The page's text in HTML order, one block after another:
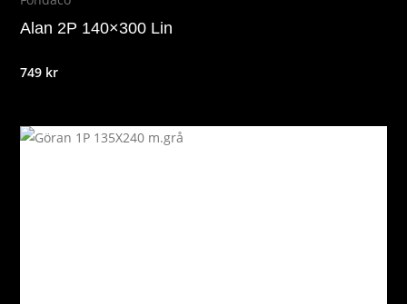
Alan 2P 140×300 Lin
749 kr